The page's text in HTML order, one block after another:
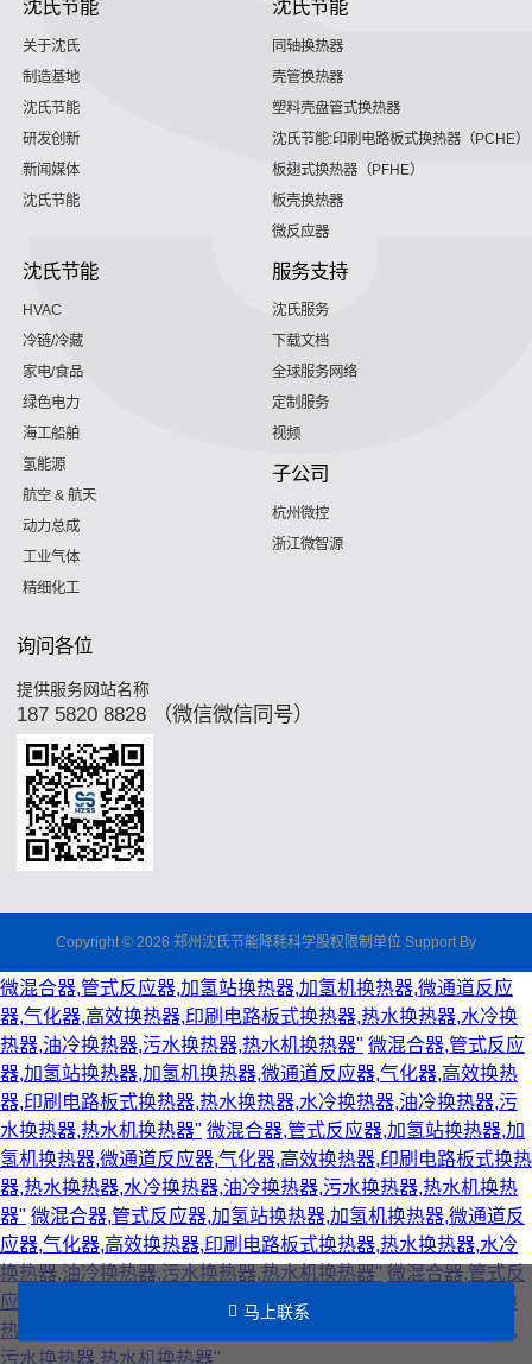
马上联系
沈氏节能
关于沈氏
制造基地
沈氏节能
研发创新
新闻媒体
沈氏节能
沈氏节能
同轴换热器
壳管换热器
塑料壳盘管式换热器
沈氏节能:印刷电路板式换热器（PCHE）
板翅式换热器（PFHE）
板壳换热器
微反应器
沈氏节能
HVAC
冷链/冷藏
家电/食品
绿色电力
海工船舶
氢能源
航空 & 航天
动力总成
工业气体
精细化工
服务支持
沈氏服务
下载文档
全球服务网络
定制服务
视频
子公司
杭州微控
浙江微智源
询问各位
提供服务网站名称
187 5820 8828 （微信微信同号）
Copyright © 2026 郑州沈氏节能降耗科学股权限制单位 Support By
微混合器,管式反应器,加氢站换热器,加氢机换热器,微通道反应
器,气化器,高效换热器,印刷电路板式换热器,热水换热器,水冷换
热器,油冷换热器,污水换热器,热水机换热器" 微混合器,管式反应
器,加氢站换热器,加氢机换热器,微通道反应器,气化器,高效换热
器,印刷电路板式换热器,热水换热器,水冷换热器,油冷换热器,污
水换热器,热水机换热器" 微混合器,管式反应器,加氢站换热器,加
氢机换热器,微通道反应器,气化器,高效换热器,印刷电路板式换热
器,热水换热器,水冷换热器,油冷换热器,污水换热器,热水机换热
器" 微混合器,管式反应器,加氢站换热器,加氢机换热器,微通道反
应器,气化器,高效换热器,印刷电路板式换热器,热水换热器,水冷
换热器,油冷换热器,污水换热器,热水机换热器" 微混合器,管式反
应器,加氢站换热器,加氢机换热器,微通道反应器,气化器,高效换
热器,印刷电路板式换热器,热水换热器,水冷换热器,油冷换热器,
污水换热器,热水机换热器"